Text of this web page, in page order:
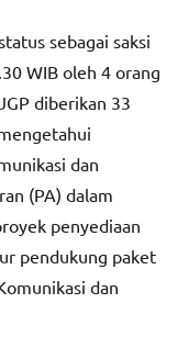
sebagai saksi
WIB oleh 4 orang
diberikan 33
dan
(PA) dalam
penyediaan
pendukung paket
dan